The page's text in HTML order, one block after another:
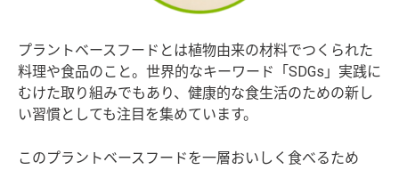
プラントベースフードとは植物由来の材料でつくられた
料理や食品のこと。世界的なキーワード「SDGs」実践に
むけた取り組みでもあり、健康的な食生活のための新し
い習慣としても注目を集めています。
このプラントベースフードを一層おいしく食べるため